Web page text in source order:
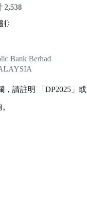
2,538
〉
Bank Berhad
，請註明 「DP2025」或